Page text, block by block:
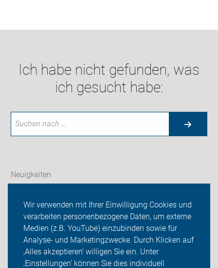
Wir verwenden mit Ihrer Einwilligung Cookies und
verarbeiten personenbezogene Daten, um externe
Medien (z.B. YouTube) einzubinden sowie für
Analyse- und Marketingzwecke. Durch Klicken auf
‚Alles akzeptieren‘ willigen Sie ein. Unter
‚Einstellungen‘ können Sie dies individuell
Ich habe nicht gefunden, was
ich gesucht habe:
Neuigkeiten
#dasklimabrauchtdich
Sei dabei
Presse